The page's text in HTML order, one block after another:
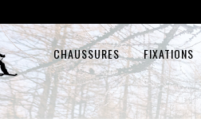
CHAUSSURES FIXATIONS